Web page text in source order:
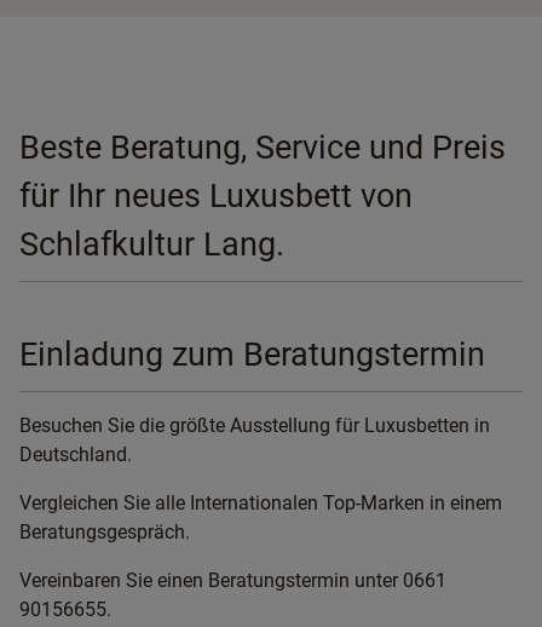
Beste Beratung, Service und Preis
für Ihr neues Luxusbett von
Schlafkultur Lang.
Einladung zum Beratungstermin
Besuchen Sie die größte Ausstellung für Luxusbetten in
Deutschland.
Vergleichen Sie alle Internationalen Top-Marken in einem
Beratungsgespräch.
Vereinbaren Sie einen Beratungstermin unter 0661
90156655.